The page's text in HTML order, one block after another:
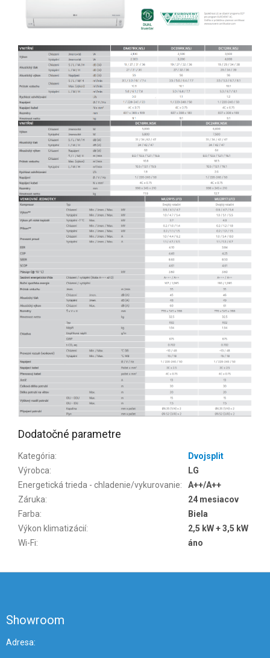
Dodatočné parametre
Kategória:
Dvojsplit
Výrobca:
LG
Energetická trieda - chladenie/vykurovanie:
A++/A++
Záruka:
24 mesiacov
Farba:
Biela
Výkon klimatizácií:
2,5 kW + 3,5 kW
Wi-Fi: áno
Showroom
Adresa: